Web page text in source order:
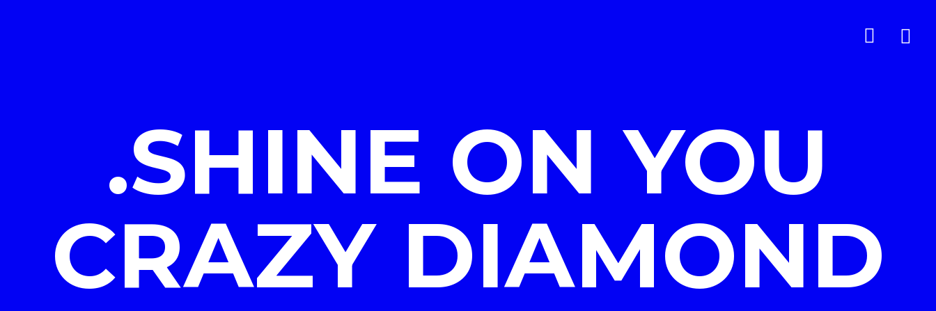
.SHINE ON YOU
CRAZY DIAMOND